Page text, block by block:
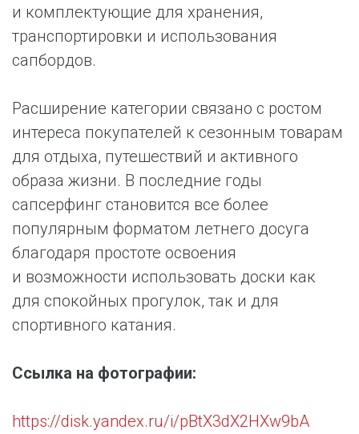
и комплектующие для хранения,
транспортировки и использования
сапбордов.
Расширение категории связано с ростом
интереса покупателей к сезонным товарам
для отдыха, путешествий и активного
образа жизни. В последние годы
сапсерфинг становится все более
популярным форматом летнего досуга
благодаря простоте освоения
и возможности использовать доски как
для спокойных прогулок, так и для
спортивного катания.
Ссылка на фотографии:
https://disk.yandex.ru/i/pBtX3dX2HXw9bA